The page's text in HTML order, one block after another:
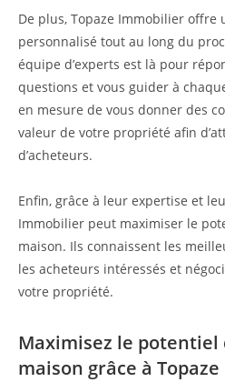
De plus, Topaze Immobilier offre
personnalisé tout au long du
équipe d’experts est là pour
questions et vous guider à
en mesure de vous donner des
valeur de votre propriété afin
d’acheteurs.
Enfin, grâce à leur expertise et
Immobilier peut maximiser le
maison. Ils connaissent les
les acheteurs intéressés et
votre propriété.
Maximisez le
maison grâce à